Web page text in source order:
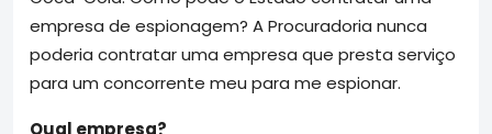
empresa de espionagem? A Procuradoria nunca
poderia contratar uma empresa que presta serviço
para um concorrente meu para me espionar.
Qual empresa?